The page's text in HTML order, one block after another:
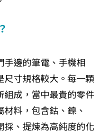
手邊的筆電、手機相
尺寸規格較大。每一顆
組成，當中最貴的零件
料，包含鈷、鎳、
採、提煉為高純度的化